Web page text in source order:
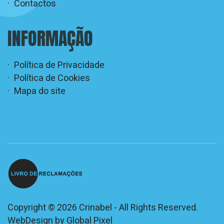
Contactos
INFORMAÇÃO
Política de Privacidade
Política de Cookies
Mapa do site
Copyright © 2026 Crinabel - All Rights Reserved.
WebDesign byGlobal Pixel